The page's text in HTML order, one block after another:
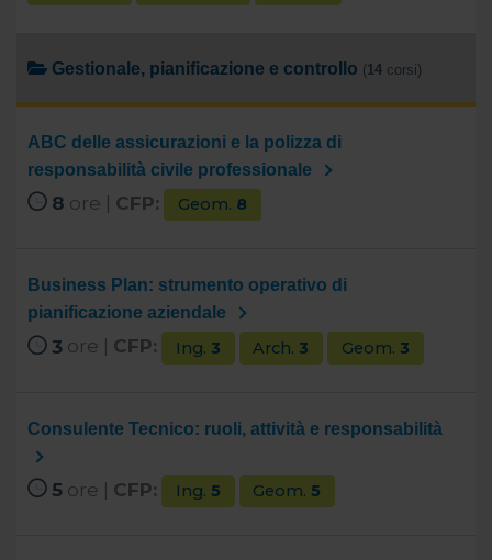
Gestionale, pianificazione e controllo (14 corsi)
ABC delle assicurazioni e la polizza di
responsabilità civile professionale
8 ore | CFP: Geom. 8
Business Plan: strumento operativo di
pianificazione aziendale
3 ore | CFP: Ing. 3 Arch. 3 Geom. 3
Consulente Tecnico: ruoli, attività e responsabilità
5 ore | CFP: Ing. 5 Geom.5